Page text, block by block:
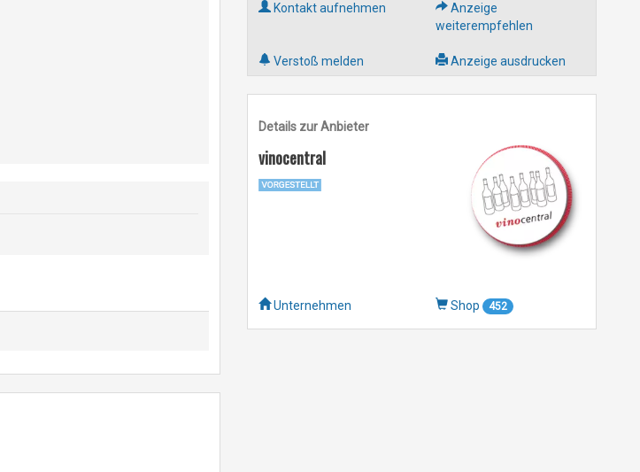
Kontakt aufnehmen
Anzeige
weiterempfehlen
Verstoß melden Anzeige ausdrucken
Details zur Anbieter
vinocentral
Unternehmen Shop 452